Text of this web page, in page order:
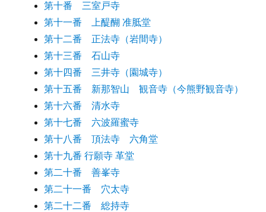
第十番 三室戸寺
第十一番 上醍醐 准胝堂
第十二番 正法寺（岩間寺）
第十三番 石山寺
第十四番 三井寺（園城寺）
第十五番 新那智山 観音寺（今熊野観音寺）
第十六番 清水寺
第十七番 六波羅蜜寺
第十八番 頂法寺 六角堂
第十九番 行願寺 革堂
第二十番 善峯寺
第二十一番 穴太寺
第二十二番 総持寺